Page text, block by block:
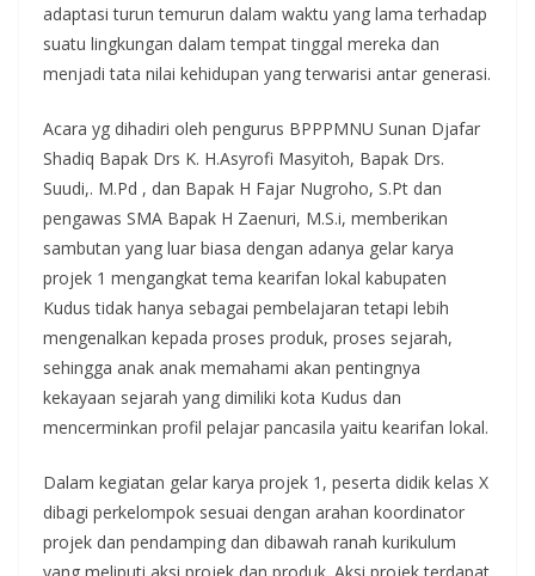
adaptasi turun temurun dalam waktu yang lama terhadap
suatu lingkungan dalam tempat tinggal mereka dan
menjadi tata nilai kehidupan yang terwarisi antar generasi.
Acara yg dihadiri oleh pengurus BPPPMNU Sunan Djafar
Shadiq Bapak Drs K. H.Asyrofi Masyitoh, Bapak Drs.
Suudi,. M.Pd , dan Bapak H Fajar Nugroho, S.Pt dan
pengawas SMA Bapak H Zaenuri, M.S.i, memberikan
sambutan yang luar biasa dengan adanya gelar karya
projek 1 mengangkat tema kearifan lokal kabupaten
Kudus tidak hanya sebagai pembelajaran tetapi lebih
mengenalkan kepada proses produk, proses sejarah,
sehingga anak anak memahami akan pentingnya
kekayaan sejarah yang dimiliki kota Kudus dan
mencerminkan profil pelajar pancasila yaitu kearifan lokal.
Dalam kegiatan gelar karya projek 1, peserta didik kelas X
dibagi perkelompok sesuai dengan arahan koordinator
projek dan pendamping dan dibawah ranah kurikulum